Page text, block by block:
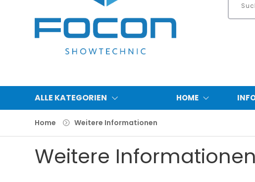
ALLE KATEGORIEN HOME
Home Weitere Informationen
Weitere Informationen